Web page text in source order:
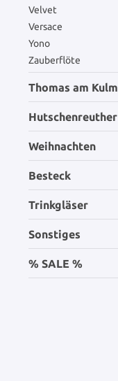
Velvet
Versace
Yono
Zauberflöte
Thomas am Kulm
Hutschenreuther
Weihnachten
Besteck
Trinkgläser
Sonstiges
% SALE %